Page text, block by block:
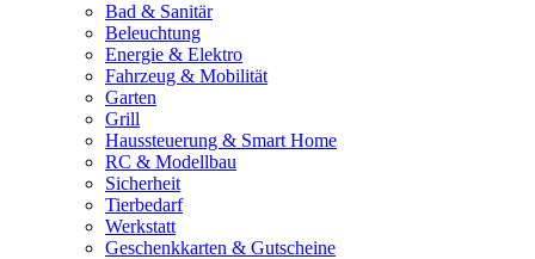
Bad & Sanitär
Beleuchtung
Energie & Elektro
Fahrzeug & Mobilität
Garten
Grill
Haussteuerung & Smart Home
RC & Modellbau
Sicherheit
Tierbedarf
Werkstatt
Geschenkkarten & Gutscheine